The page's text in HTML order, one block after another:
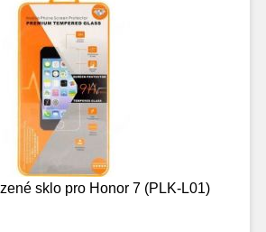
sklo pro Honor 7 (PLK-L01)